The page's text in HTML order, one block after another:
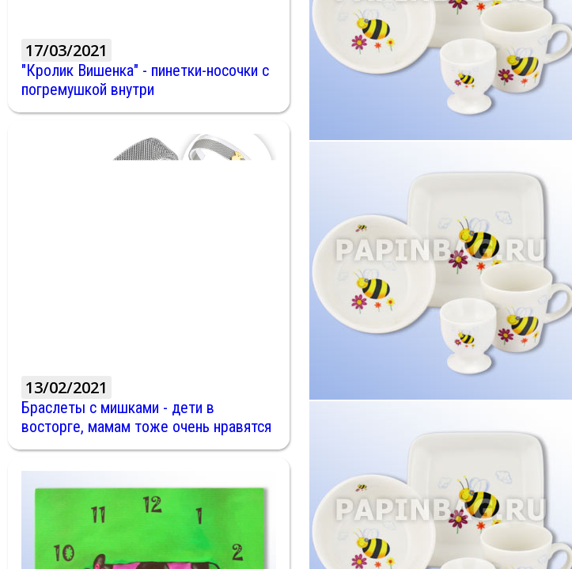
17/03/2021
"Кролик Вишенка" - пинетки-носочки с
погремушкой внутри
13/02/2021
Браслеты с мишками - дети в
восторге, мамам тоже очень нравятся